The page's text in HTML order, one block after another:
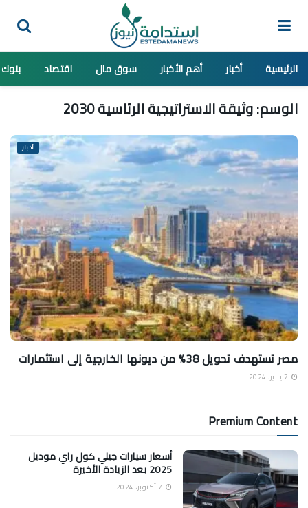
الرئيسية أخبار أهم الأخبار سوق مال اقتصاد بنوك
الوسم:وثيقة الاستراتيجية الرئاسية 2030
أخبار
مصر تستهدف تحويل 38% من ديونها الخارجية إلى استثمارات
Premium Content
أسعار سيارات جيلي كول راي موديل
2025 بعد الزيادة الأخيرة